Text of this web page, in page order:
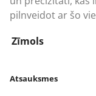
pilnveidot ar šo
Zīmols
Atsauksmes